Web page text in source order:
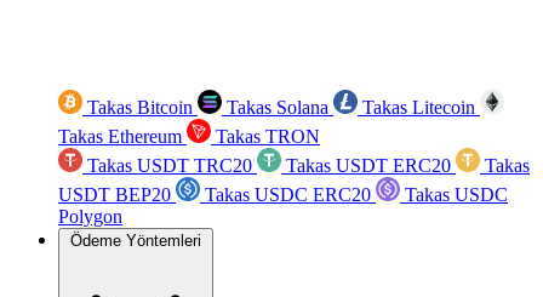
Takas Bitcoin Takas Solana
Takas Litecoin
Takas Ethereum
Takas TRON
Takas USDT TRC20
Takas USDT ERC20
Takas
USDT BEP20
Takas USDC ERC20
Takas USDC
Polygon
Ödeme Yöntemleri